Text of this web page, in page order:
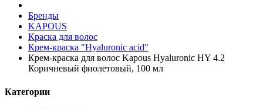
Бренды
KAPOUS
Краска для волос
Крем-краска "Hyaluronic acid"
Крем-краска для волос Kapous Hyaluronic HY 4.2
Коричневый фиолетовый, 100 мл
Категории